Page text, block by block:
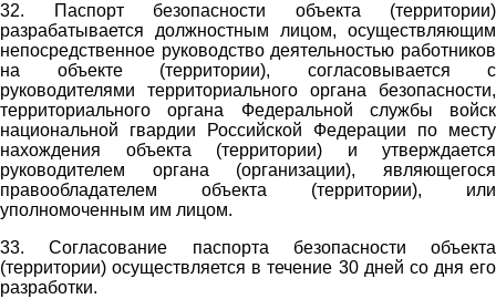
32. Паспорт безопасности объекта (территории)
разрабатывается должностным лицом, осуществляющим
непосредственное руководство деятельностью работников
на объекте (территории), согласовывается с
руководителями территориального органа безопасности,
территориального органа Федеральной службы войск
национальной гвардии Российской Федерации по месту
нахождения объекта (территории) и утверждается
руководителем органа (организации), являющегося
правообладателем объекта (территории), или
уполномоченным им лицом.
33. Согласование паспорта безопасности объекта
(территории) осуществляется в течение 30 дней со дня его
разработки.